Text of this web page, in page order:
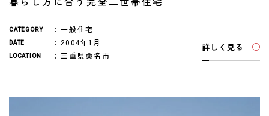
CATEGORY 一般住宅
DATE 2004年1月
LOCATION 三重県桑名市
詳しく見る